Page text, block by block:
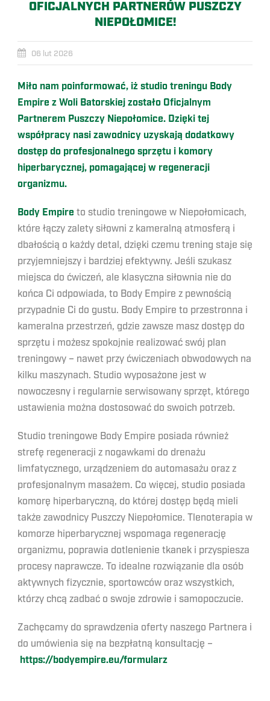
OFICJALNYCH PARTNERÓW PUSZCZY
NIEPOŁOMICE!
06 lut 2026
Miło nam poinformować, iż studio treningu Body
Empire z Woli Batorskiej zostało Oficjalnym
Partnerem Puszczy Niepołomice. Dzięki tej
współpracy nasi zawodnicy uzyskają dodatkowy
dostęp do profesjonalnego sprzętu i komory
hiperbarycznej, pomagającej w regeneracji
organizmu.
Body Empire to studio treningowe w Niepołomicach,
które łączy zalety siłowni z kameralną atmosferą i
dbałością o każdy detal, dzięki czemu trening staje się
przyjemniejszy i bardziej efektywny. Jeśli szukasz
miejsca do ćwiczeń, ale klasyczna siłownia nie do
końca Ci odpowiada, to Body Empire z pewnością
przypadnie Ci do gustu. Body Empire to przestronna i
kameralna przestrzeń, gdzie zawsze masz dostęp do
sprzętu i możesz spokojnie realizować swój plan
treningowy – nawet przy ćwiczeniach obwodowych na
kilku maszynach. Studio wyposażone jest w
nowoczesny i regularnie serwisowany sprzęt, którego
ustawienia można dostosować do swoich potrzeb.
Studio treningowe Body Empire posiada również
strefę regeneracji z nogawkami do drenażu
limfatycznego, urządzeniem do automasażu oraz z
profesjonalnym masażem. Co więcej, studio posiada
komorę hiperbaryczną, do której dostęp będą mieli
także zawodnicy Puszczy Niepołomice. Tlenoterapia w
komorze hiperbarycznej wspomaga regenerację
organizmu, poprawia dotlenienie tkanek i przyspiesza
procesy naprawcze. To idealne rozwiązanie dla osób
aktywnych fizycznie, sportowców oraz wszystkich,
którzy chcą zadbać o swoje zdrowie i samopoczucie.
Zachęcamy do sprawdzenia oferty naszego Partnera i
do umówienia się na bezpłatną konsultację –
https://bodyempire.eu/formularz